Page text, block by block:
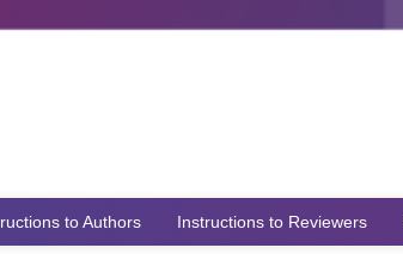
to Authors Instructions to Reviewers